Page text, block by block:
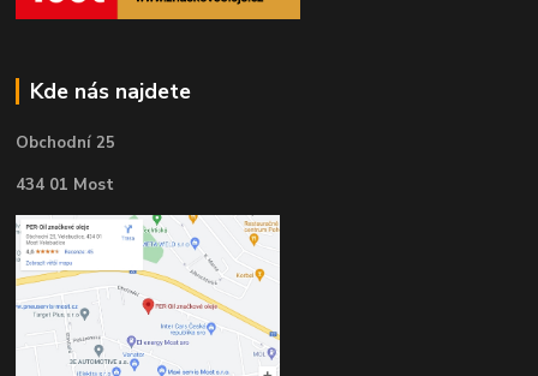
Kde nás najdete
Obchodní 25
434 01 Most